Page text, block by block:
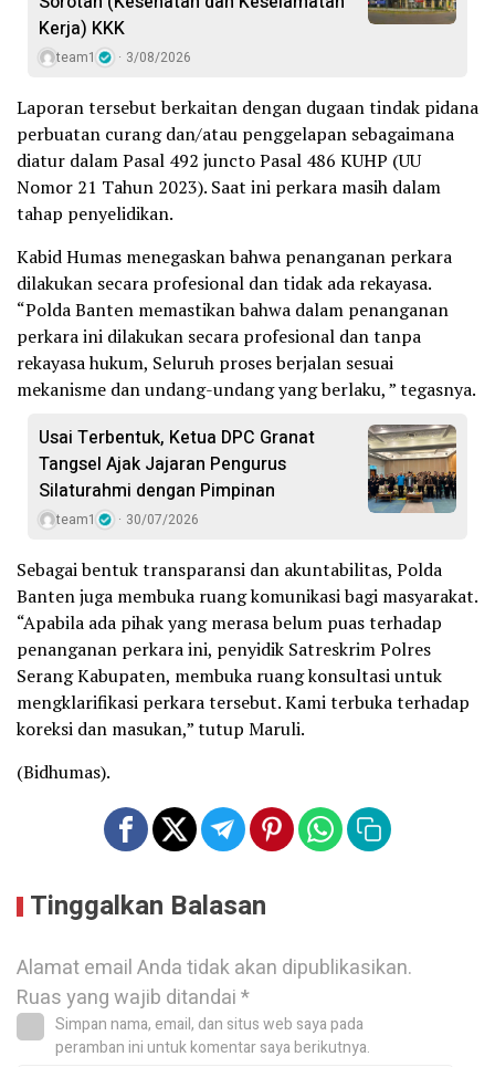
Kerja) KKK
team1 3/08/2026
Laporan tersebut berkaitan dengan dugaan tindak pidana
perbuatan curang dan/atau penggelapan sebagaimana
diatur dalam Pasal 492 juncto Pasal 486 KUHP (UU
Nomor 21 Tahun 2023). Saat ini perkara masih dalam
tahap penyelidikan.
Kabid Humas menegaskan bahwa penanganan perkara
dilakukan secara profesional dan tidak ada rekayasa.
“Polda Banten memastikan bahwa dalam penanganan
perkara ini dilakukan secara profesional dan tanpa
rekayasa hukum, Seluruh proses berjalan sesuai
mekanisme dan undang-undang yang berlaku, ” tegasnya.
Usai Terbentuk, Ketua DPC Granat
Tangsel Ajak Jajaran Pengurus
Silaturahmi dengan Pimpinan
team1 30/07/2026
Sebagai bentuk transparansi dan akuntabilitas, Polda
Banten juga membuka ruang komunikasi bagi masyarakat.
“Apabila ada pihak yang merasa belum puas terhadap
penanganan perkara ini, penyidik Satreskrim Polres
Serang Kabupaten, membuka ruang konsultasi untuk
mengklarifikasi perkara tersebut. Kami terbuka terhadap
koreksi dan masukan,” tutup Maruli.
(Bidhumas).
Tinggalkan Balasan
Alamat email Anda tidak akan dipublikasikan.
Ruas yang wajib ditandai*
Simpan nama, email, dan situs web saya pada
peramban ini untuk komentar saya berikutnya.